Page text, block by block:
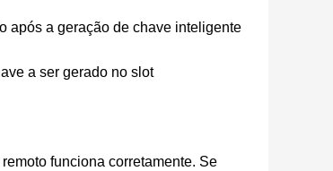
após a geração de chave inteligente
a ser gerado no slot
funciona corretamente. Se